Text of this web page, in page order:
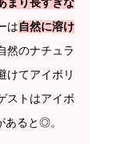
は自然に溶け
然のナチュラ
けてアイボリ
ストはアイボ
あると◎。